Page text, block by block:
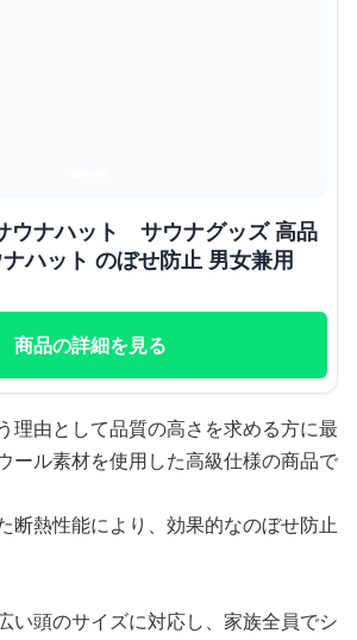
ウナハット サウナグッズ 高品
ハット のぼせ防止 男女兼用
商品の詳細を見る
理由として品質の高さを求める方に最
ール素材を使用した高級仕様の商品で
断熱性能により、効果的なのぼせ防止
い頭のサイズに対応し、家族全員でシ